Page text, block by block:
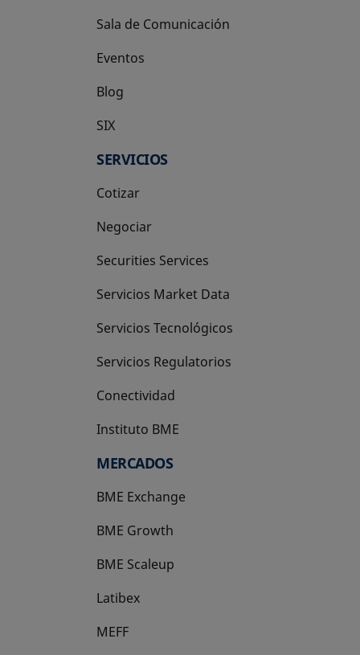
Sala de Comunicación
Eventos
Blog
SIX
se abre en una pestaña nueva
SERVICIOS
Cotizar
Negociar
Securities Services
Servicios Market Data
Servicios Tecnológicos
Servicios Regulatorios
Conectividad
Instituto BME
se abre en una pestaña nueva
MERCADOS
BME Exchange
BME Growth
se abre en una pestaña nueva
BME Scaleup
se abre en una pestaña nueva
Latibex
se abre en una pestaña nueva
MEFF
se abre en una pestaña nueva